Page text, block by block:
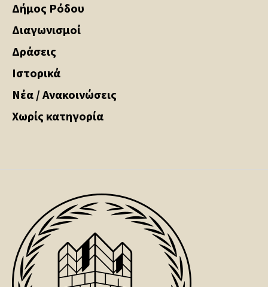
Δήμος Ρόδου
Διαγωνισμοί
Δράσεις
Ιστορικά
Νέα / Ανακοινώσεις
Χωρίς κατηγορία